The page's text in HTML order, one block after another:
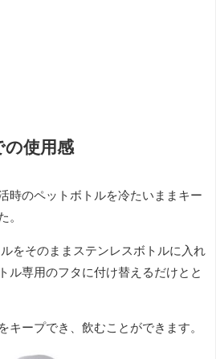
使用感
時のペットボトルを冷たいままキー
。
をそのままステンレスボトルに入れ
ル専用のフタに付け替えるだけとと
キープでき、飲むことができます。